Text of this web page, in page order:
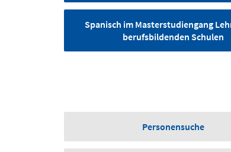
Spanisch im Masterstudiengang
berufsbildenden Schulen
Personensuche